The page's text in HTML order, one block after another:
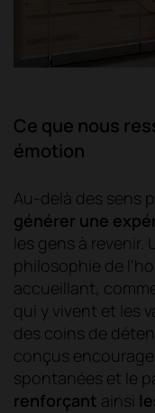
Ce que nous
émotion
Au-delà des sens
générer une
les gens à
philosophie de
accueillant,
qui y vivent et les
des coins de
conçus
spontanées et le
renforçant ainsi